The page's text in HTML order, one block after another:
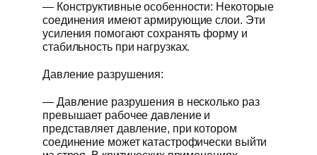
— Конструктивные особенности: Некоторые
соединения имеют армирующие слои. Эти
усиления помогают сохранять форму и
стабильность при нагрузках.
Давление разрушения:
— Давление разрушения в несколько раз
превышает рабочее давление и
представляет давление, при котором
соединение может катастрофически выйти